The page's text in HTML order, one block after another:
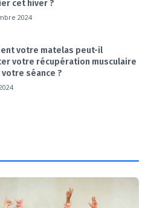
cet hiver ?
2024
votre matelas peut-il
votre récupération musculaire
séance ?